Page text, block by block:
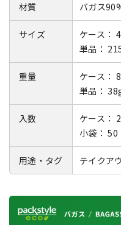
材質 バガス
サイズ
ケース
単品：
重量
ケース：
単品：
入数
ケース：
小袋： 50
用途・タグ テイクア